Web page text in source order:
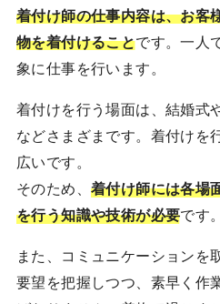
着付け師の仕事内容は、お客
物を着付けることです。一人
象に仕事を行います。
着付けを行う場面は、結婚式
などさまざまです。着付けを
広いです。
そのため、 着付け師には各場
を行う知識や技術が必要です。
また、コミュニケーションを
要望を把握しつつ、素早く作